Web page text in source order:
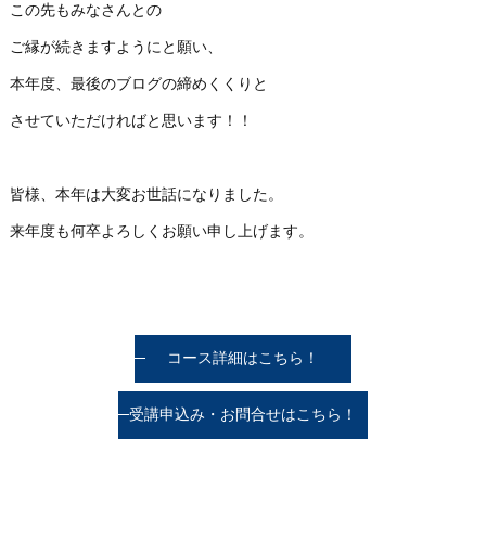
この先もみなさんとの
ご縁が続きますようにと願い、
本年度、最後のブログの締めくくりと
させていただければと思います！！
皆様、本年は大変お世話になりました。
来年度も何卒よろしくお願い申し上げます。
コース詳細はこちら！
受講申込み・お問合せはこちら！